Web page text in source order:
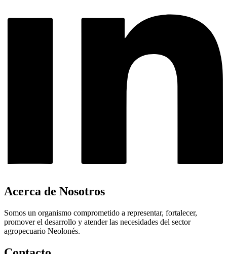
Acerca de Nosotros
Somos un organismo comprometido a representar, fortalecer,
promover el desarrollo y atender las necesidades del sector
agropecuario Neolonés.